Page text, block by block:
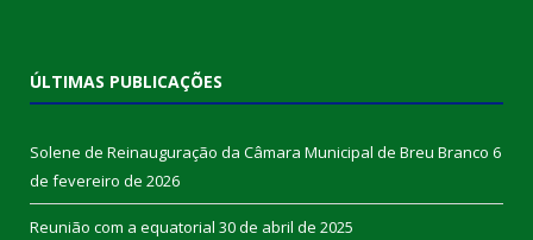
ÚLTIMAS PUBLICAÇÕES
Solene de Reinauguração da Câmara Municipal de Breu Branco 6
de fevereiro de 2026
Reunião com a equatorial 30 de abril de 2025